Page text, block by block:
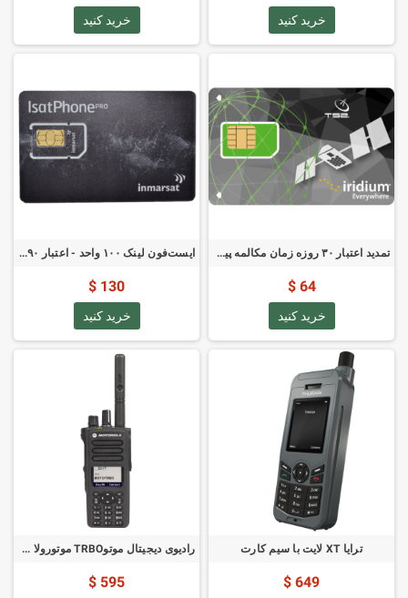
خرید کنید خرید کنید
تمدید اعتبار ۳۰ روزه زمان مکالمه پیش‌پرداخت ایریدیوم
64 $
خرید کنید
ایست‌فون لینک ۱۰۰ واحد - اعتبار ۹۰ روز
130 $
خرید کنید
ترایا XT لایت با سیم کارت
649 $
رادیوی دیجیتال موتوTRBO موتورولا DP4800e VHF
595 $